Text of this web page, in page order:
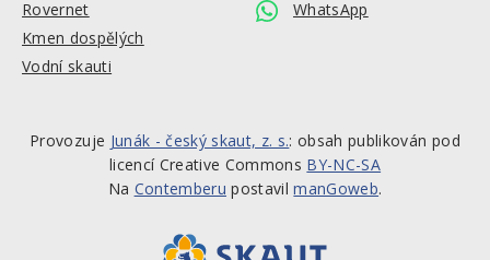
Rovernet
Kmen dospělých
Vodní skauti
WhatsApp
Provozuje Junák - český skaut, z. s.: obsah publikován pod
licencí Creative Commons BY-NC-SA
Na Contemberu postavilmanGoweb.